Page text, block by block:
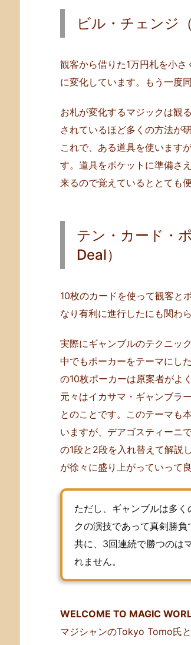
C
n
g
テ
ン・
カ
ー
カ
ー・
ー
ル
e
n
C
a
r
d
o
k
e
e
a
l）
ビル・チェンジ
観客から借りた1万円札を小
に変化しています。もう一度
お札が変化するマジックは観
されているほど多くの方法が
これで、ある道具を使います
す。道具をポケットに準備さ
来るので覚えているととても
テン・カード・
Deal）
10枚のカードを使って観客と
なり有利に進行したにも関わ
実際にギャンブルのテクニッ
中でもポーカーをテーマにし
の10枚ポーカーは原案者がよ
元々はイカサマ・ギャンブラ
とのことです。このテーマも
いますが、デアゴスティーニ
の1段と2段を入れ替えて解説
が徐々に盛り上がっていって
ただし、ギャンブルは多
クの演技であって真剣勝
共に、3回連続で勝つのは
れません。
WELCOME TO MAGIC
マジシャンのTokyo Tomo氏